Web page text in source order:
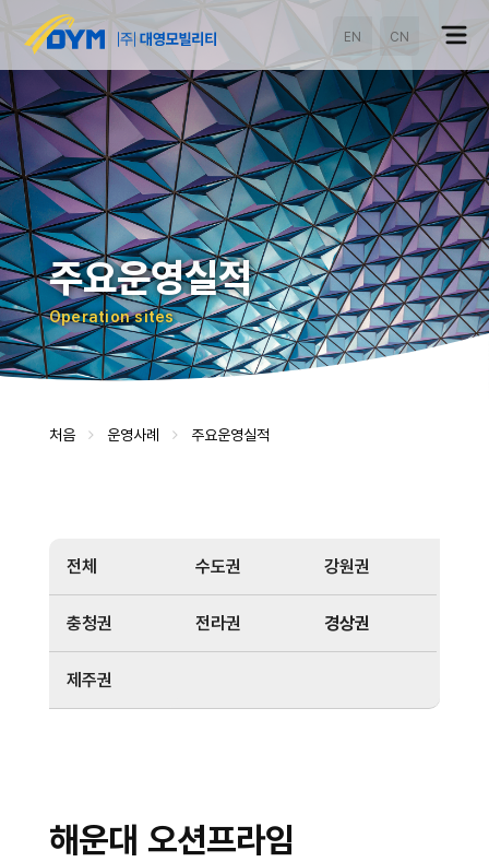
EN CN
처음 운영사례 주요운영실적
주요운영실적
Operation sites
전체 수도권 강원권
충청권 전라권 경상권
제주권
해운대 오션프라임